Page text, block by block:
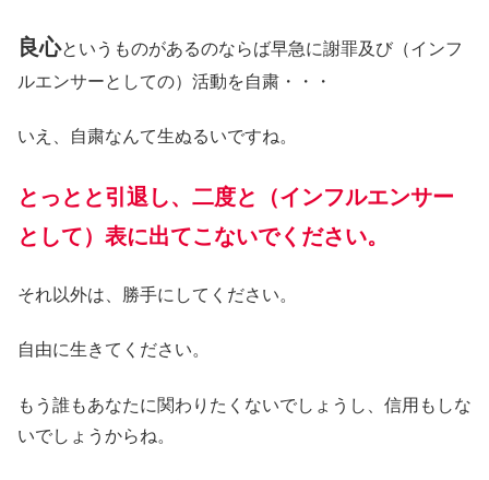
良心というものがあるのならば早急に謝罪及び（インフ
ルエンサーとしての）活動を自粛・・・
いえ、自粛なんて生ぬるいですね。
とっとと引退し、二度と（インフルエンサー
として）表に出てこないでください。
それ以外は、勝手にしてください。
自由に生きてください。
もう誰もあなたに関わりたくないでしょうし、信用もしな
いでしょうからね。